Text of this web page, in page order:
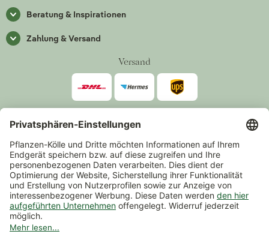
Beratung & Inspirationen
Zahlung & Versand
Versand
*Alle Preise inkl. gesetzlicher Mehrwertsteuer zzgl.Versand
Mindestbestellwert 14,90 €, ausgenommen sind Gutscheine und
Events.